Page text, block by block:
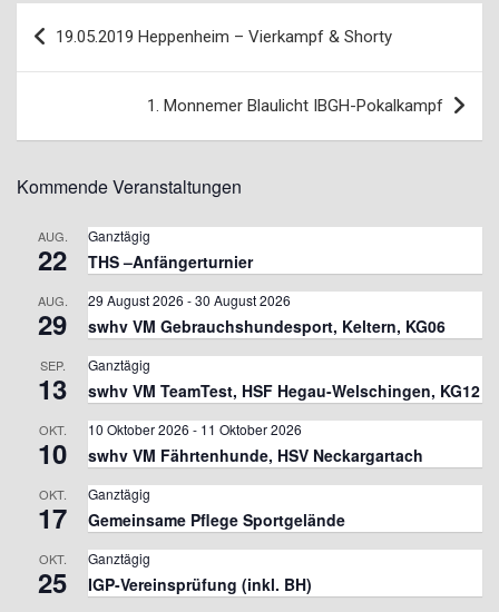
19.05.2019 Heppenheim – Vierkampf & Shorty
1. Monnemer Blaulicht IBGH-Pokalkampf
Kommende Veranstaltungen
AUG.
22
Ganztägig
THS –Anfängerturnier
AUG.
29
29 August 2026 -30 August 2026
swhv VM Gebrauchshundesport, Keltern, KG06
SEP.
13
Ganztägig
swhv VM TeamTest, HSF Hegau-Welschingen, KG12
OKT.
10
10 Oktober 2026 - 11 Oktober 2026
swhv VM Fährtenhunde, HSV Neckargartach
OKT.
17
Ganztägig
Gemeinsame Pflege Sportgelände
OKT.
25
Ganztägig
IGP-Vereinsprüfung (inkl. BH)